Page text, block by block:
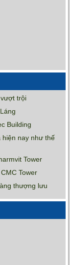
trội
Building
hiện nay như thế
Tower
Tower
thượng lưu